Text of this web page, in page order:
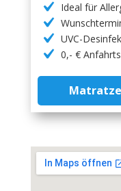
Ideal für
UVC-
0,- €